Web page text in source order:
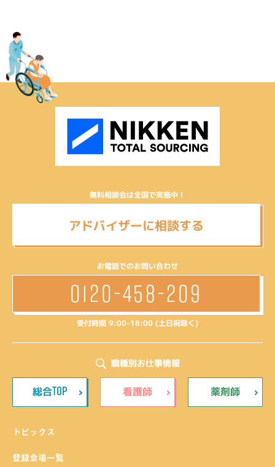
無料相談会は全国で実施中！
アドバイザーに相談する
お電話でのお問い合わせ
0120-458-209
受付時間 9:00-18:00 (土日祝除く)
職種別お仕事情報
総合TOP 看護師 薬剤師
トピックス
登録会場一覧